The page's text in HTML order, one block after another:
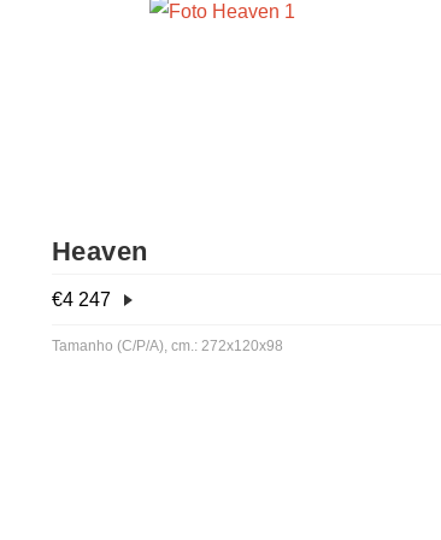
Heaven
€4 247
Tamanho (C/P/A), cm.: 272x120x98